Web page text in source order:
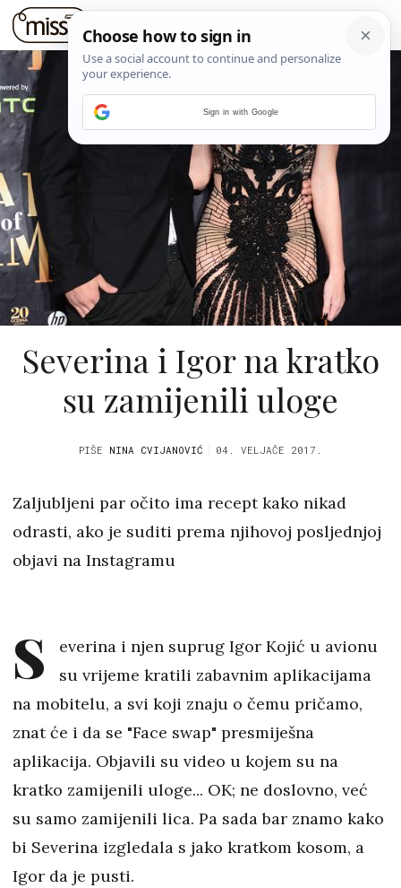
Severina i Igor na kratko
su zamijenili uloge
PIŠE NINA CVIJANOVIĆ 04. VELJAČE 2017.
Zaljubljeni par očito ima recept kako nikad
odrasti, ako je suditi prema njihovoj posljednjoj
objavi na Instagramu
S
everina i njen suprug Igor Kojić u avionu
su vrijeme kratili zabavnim aplikacijama
na mobitelu, a svi koji znaju o čemu pričamo,
znat će i da se "Face swap" presmiješna
aplikacija. Objavili su video u kojem su na
kratko zamijenili uloge... OK; ne doslovno, već
su samo zamijenili lica. Pa sada bar znamo kako
bi Severina izgledala s jako kratkom kosom, a
Igor da je pusti.
Sign in with Google